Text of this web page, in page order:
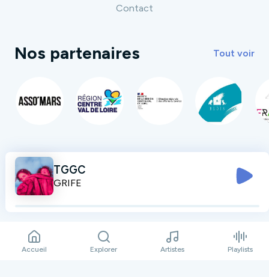
Contact
Nos partenaires Tout voir
TGGC
GRIFE
Accueil Explorer Artistes Playlists